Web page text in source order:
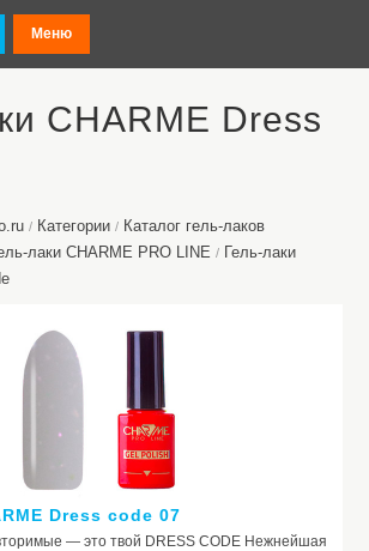
Меню
CHARME Dress
/ Категории / Каталог гель-лаков
лаки CHARME PRO LINE / Гель-лаки
Dress code 07
— это твой DRESS CODE Нежнейшая